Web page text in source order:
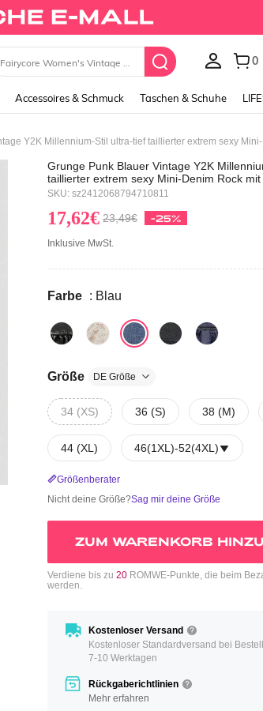
0
Accessoires & Schmuck Taschen & Schuhe
Grunge Punk Blauer Vintage Y2K
taillierter extrem sexy Mini-Denim Rock
Rüschensaum
SKU: sz2412068794710811
17,62€ 23,49€ -25%
Inklusive MwSt.
Farbe : Blau
Größe DE Größe
34 (XS) 36 (S) 38 (M)
44 (XL) 46(1XL)-52(4XL)
Größenberater
Nicht deine Größe?Sag mir deine Größe
ZUM WARENKORB
Verdiene bis zu 20 ROMWE-Punkte, die beim
werden.
Kostenloser Versand
Kostenloser Standardversand bei
7-10 Werktagen
Rückgaberichtlinien
Mehr erfahren